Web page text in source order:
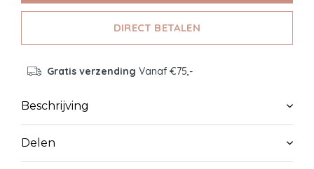
DIRECT BETALEN
Gratis verzending Vanaf €75,-
Beschrijving
Delen